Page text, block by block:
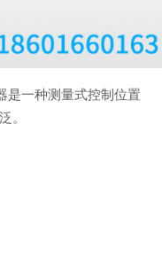
是一种测量式控制位置
。